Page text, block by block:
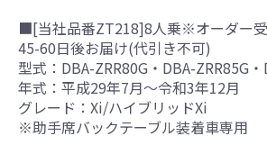
■[当社品番ZT218]8人乗※オーダー
45-60日後お届け(代引き不可)
型式：DBA-ZRR80G・DBA-ZRR85G
年式：平成29年7月～令和3年12月
グレード：Xi/ハイブリッドXi
※助手席バックテーブル装着車専用